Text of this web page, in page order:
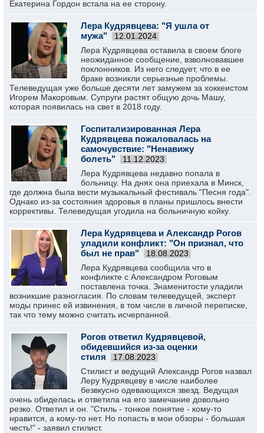
Екатерина Гордон встала на ее сторону.
Лера Кудрявцева: "Я ушла от
мужа"
12.01.2024
Лера Кудрявцева оставила в своем блоге
неожиданное сообщение, взволновавшее
поклонников. Из него следует, что в ее
браке возникли серьезные проблемы.
Телеведущая уже больше десяти лет замужем за хоккеистом
Игорем Макоровым. Супруги растят общую дочь Машу,
которая появилась на свет в 2018 году.
Госпитализированная Лера
Кудрявцева пожаловалась на
самочувствие: "Ненавижу
болеть"
11.12.2023
Лера Кудрявцева недавно попала в
больницу. На днях она приехала в Минск,
где должна была вести музыкальный фестиваль "Песня года".
Однако из-за состояния здоровья в планы пришлось внести
коррективы. Телеведущая угодила на больничную койку.
Лера Кудрявцева и Александр Рогов
уладили конфликт: "Он признал, что
был не прав"
18.08.2023
Лера Кудрявцева сообщила что в
конфликте с Александром Роговым
поставлена точка. Знаменитости уладили
возникшие разногласия. По словам телеведущей, эксперт
моды принес ей извинения, в том числе в личной переписке,
так что тему можно считать исчерпанной.
Рогов ответил Кудрявцевой,
обидевшийся из-за оценки
стиля
17.08.2023
Стилист и ведущий Александр Рогов назвал
Леру Кудрявцеву в числе наиболее
безвкусно одевающихся звезд. Ведущая
очень обиделась и ответила на его замечание довольно
резко. Ответил и он. "Стиль - тонкое понятие - кому-то
нравится, а кому-то нет. Но попасть в мои обзоры - большая
честь!" - заявил стилист.